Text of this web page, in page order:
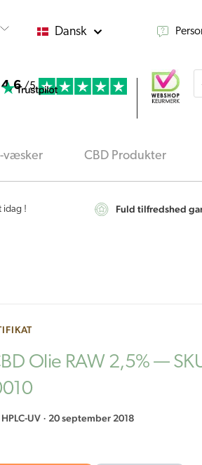
Dansk
4,6 /5
væsker CBD Produkter
idag ! Fuld tilfredshed
Olie RAW 2,5% —
UV · 20 september 2018